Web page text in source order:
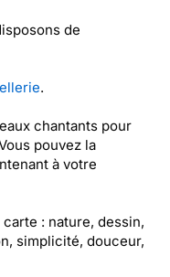
de
.
chantants pour
pouvez la
à votre
: nature, dessin,
simplicité, douceur,